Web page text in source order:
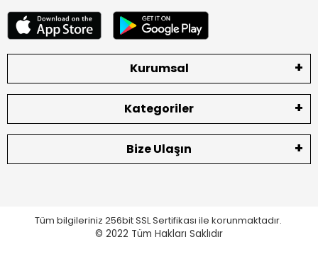
Kurumsal
Kategoriler
Bize Ulaşın
Tüm bilgileriniz 256bit SSL Sertifikası ile korunmaktadır.
© 2022 Tüm Hakları Saklıdır